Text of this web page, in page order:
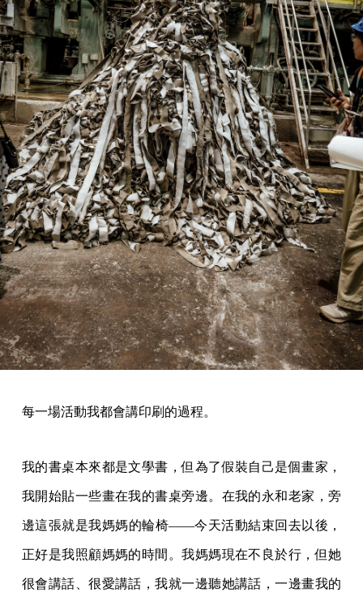
每一場活動我都會講印刷的過程。
我的書桌本來都是文學書，但為了假裝自己是個畫家，
邊這張就是我媽媽的輪椅——今天活動結束回去以後，
很會講話、很愛講話，我就一邊聽她講話，一邊畫我的
草稿，因為那樣的狀態沒辦法寫小說嘛。
我還會給讀者看線稿，我把線稿貼在我的房間牆面，這
樣我起床就可以看看我畫得好不好，或者自己覺得虛榮